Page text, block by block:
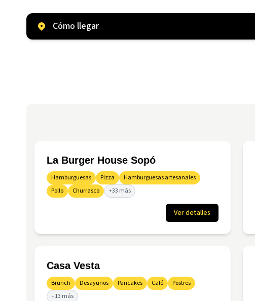
Cómo llegar
La Burger House Sopó
Hamburguesas Pizza
Hamburguesas artesanales
Pollo
Churrasco +33 más
Ver detalles
Casa Vesta
Brunch Desayunos Pancakes Café
Postres
+13 más